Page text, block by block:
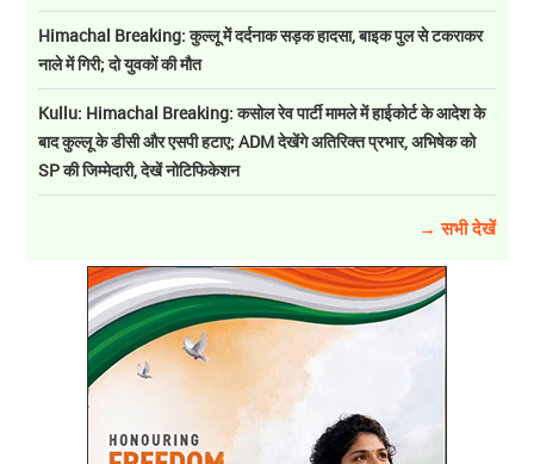
Himachal Breaking: कुल्लू में दर्दनाक सड़क हादसा, बाइक पुल से टकराकर
नाले में गिरी; दो युवकों की मौत
Kullu: Himachal Breaking: कसोल रेव पार्टी मामले में हाईकोर्ट के आदेश के
बाद कुल्लू के डीसी और एसपी हटाए; ADM देखेंगे अतिरिक्त प्रभार, अभिषेक को
SP की जिम्मेदारी, देखें नोटिफिकेशन
→ सभी देखें